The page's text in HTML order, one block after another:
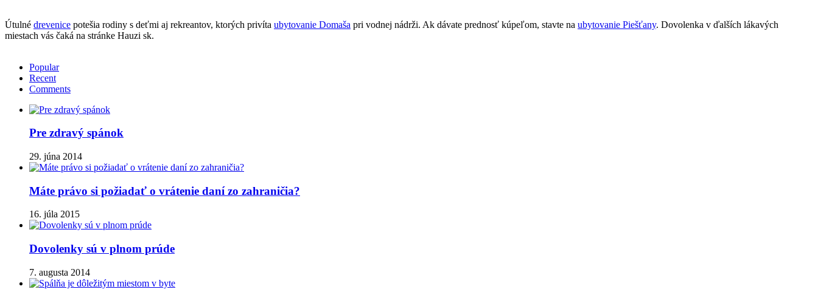
Útulné drevenice potešia rodiny s deťmi aj rekreantov, ktorých privíta ubytovanie Domaša pri vodnej nádrži. Ak dávate prednosť kúpeľom, stavte na ubytovanie Piešťany. Dovolenka v ďalších lákavých
miestach vás čaká na stránke Hauzi sk.
Popular
Recent
Comments
Pre zdravý spánok
29. júna 2014
Máte právo si požiadať o vrátenie daní zo zahraničia?
16. júla 2015
Dovolenky sú v plnom prúde
7. augusta 2014